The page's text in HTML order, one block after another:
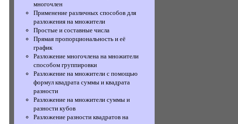
многочлен
Применение различных способов для
разложения на множители
Простые и составные числа
Прямая пропорциональность и её
график
Разложение многочлена на множители
способом группировки
Разложение на множители с помощью
формул квадрата суммы и квадрата
разности
Разложение на множители суммы и
разности кубов
Разложение разности квадратов на